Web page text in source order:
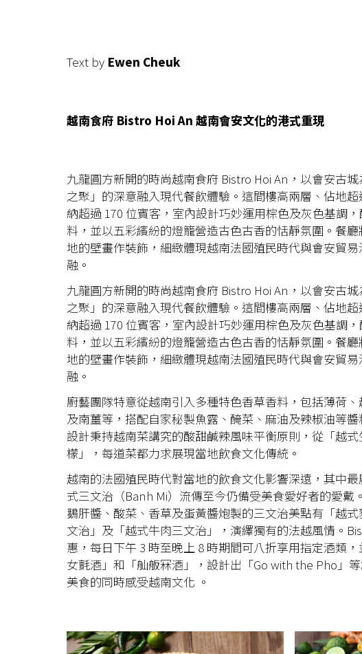
Text by Ewen Cheuk
越南食府 Bistro Hoi An 越南會安文化的港式重現
九龍圓方新開的時尚越南食府 Bistro Hoi An，以會安古
之聚」的深意融入現代餐飲體驗。這間樓高兩層、佔地
納超過 170 位賓客，室內設計巧妙運用棕色及灰色基調
料，並以五彩繽紛的燈籠營造古色古香的恬靜氛圍。餐
地的壁畫作裝飾，細緻體現越南法國殖民時代與會安貿
融。
九龍圓方新開的時尚越南食府 Bistro Hoi An，以會安古
之聚」的深意融入現代餐飲體驗。這間樓高兩層、佔地
納超過 170 位賓客，室內設計巧妙運用棕色及灰色基調
料，並以五彩繽紛的燈籠營造古色古香的恬靜氛圍。餐
地的壁畫作裝飾，細緻體現越南法國殖民時代與會安貿
融。
廚藝團隊特意從越南引入多種特色香草香料，包括薄荷
及南薑等，搭配自家秘製魚露、醃菜、麻油及辣椒油等
設計秉持越南菜講究的酸甜鹹辣風味平衡原則，從「越
檬」，每道菜都力求展現當地飲食文化傳統。
越南的法國殖民時代對當地的飲食文化影響深遠，其中
式三文治（Banh Mi）流傳至今仍備受美食愛好者的愛戴
鵝肝醬、酸菜、香草及蛋黃醬炮製的三文治美點有「越
文治」及「越式牛肉三文治」，演繹獨有的法越風情。
惠，每日下午 3 時至晚上 8 時期間可八折享用指定酒類
女氈酒」和「舢舨冧酒」，設計出「Go with the Pho」
美食的同時感受越南文化 。